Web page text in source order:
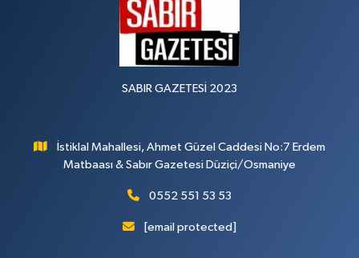
SABIR GAZETESİ 2023
İstiklal Mahallesi, Ahmet Güzel Caddesi No:7 Erdem
Matbaası & Sabır Gazetesi Düziçi/Osmaniye
0552 551 53 53
[email protected]